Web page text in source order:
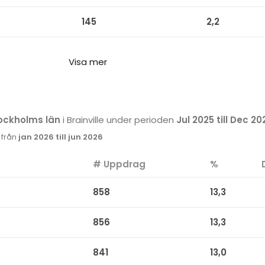
145 2,2
Visa mer
län i Brainville under perioden Jul 2025 till Dec
jan 2026 till jun 2026
# Uppdrag %
858 13,3
856 13,3
841 13,0